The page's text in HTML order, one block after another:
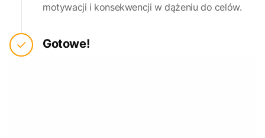
motywacji i konsekwencji w dążeniu do celów.
Gotowe!